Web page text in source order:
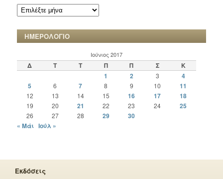
ΑΡΧΕΙΟ
ΧΡΟΝΙΚΩΝ
ΗΜΕΡΟΛΟΓΙΟ
Ιούνιος 2017
Δ Τ Τ Π Π Σ
Κ
1
2 3
4
5
6 7 8 9 10 11
12 13 14 15 16 17 18
19 20 21 22 23 24 25
26 27 28 29
30
« Μάι Ιούλ »
Εκδόσεις